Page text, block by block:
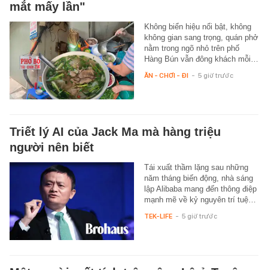
mắt mấy lần"
Không biển hiệu nổi bật, không
không gian sang trọng, quán phở
nằm trong ngõ nhỏ trên phố
Hàng Bún vẫn đông khách mỗi…
ĂN - CHƠI - ĐI - 5 giờ trước
Triết lý AI của Jack Ma mà hàng triệu
người nên biết
Tái xuất thầm lặng sau những
năm tháng biến động, nhà sáng
lập Alibaba mang đến thông điệp
mạnh mẽ về kỷ nguyên trí tuệ…
TEK-LIFE - 5 giờ trước